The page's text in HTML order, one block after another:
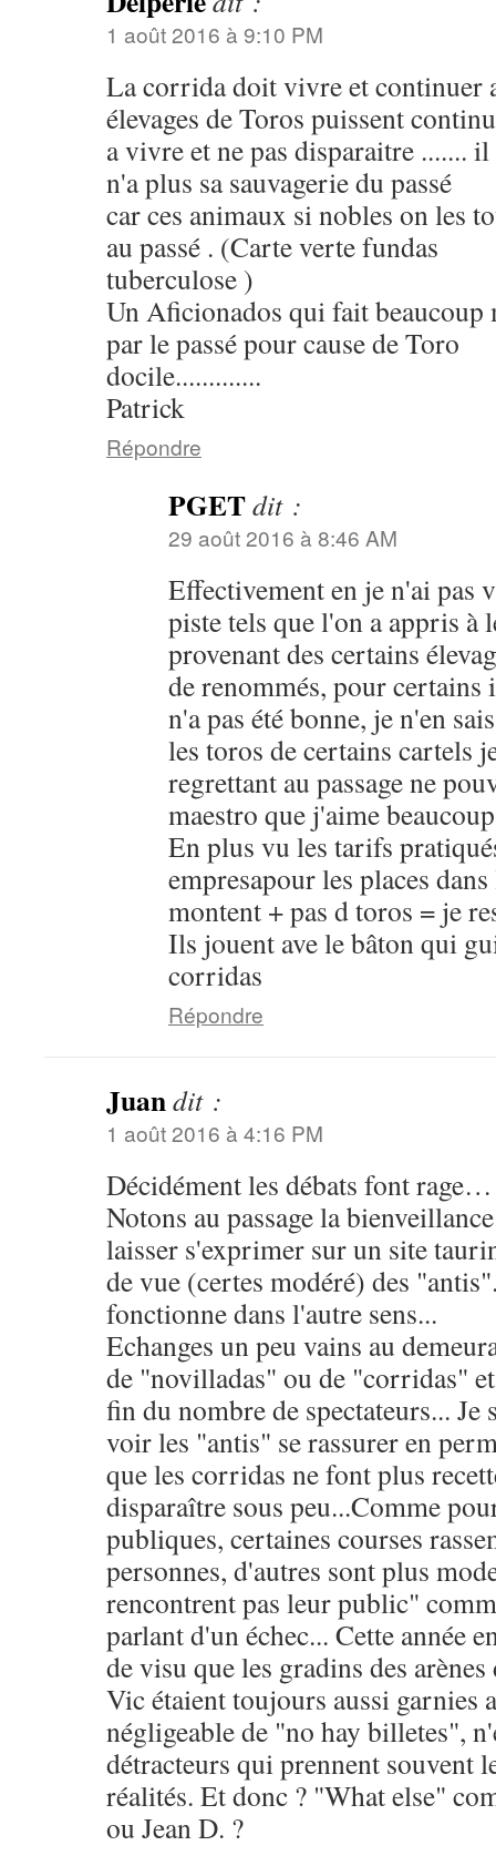
1 août 2016 à 9:10 PM
La corrida doit vivre et continuer
élevages de Toros puissent
a vivre et ne pas disparaitre .......
n'a plus sa sauvagerie du passé
car ces animaux si nobles on les
au passé . (Carte verte fundas
tuberculose )
Un Aficionados qui fait beaucoup
par le passé pour cause de Toro
docile.............
Patrick
Répondre
PGETdit :
29 août 2016 à 8:46 AM
Effectivement en je n'ai pas
piste tels que l'on a appris à
provenant des certains
de renommés, pour certains
n'a pas été bonne, je n'en
les toros de certains cartels
regrettant au passage ne
maestro que j'aime
En plus vu les tarifs
empresapour les places
montent + pas d toros = je
Ils jouent ave le bâton qui
corridas
Répondre
Juandit :
1 août 2016 à 4:16 PM
Décidément les débats font
Notons au passage la
laisser s'exprimer sur un site
de vue (certes modéré) des
fonctionne dans l'autre sens...
Echanges un peu vains au
de "novilladas" ou de "corridas"
fin du nombre de spectateurs... Je
voir les "antis" se rassurer en
que les corridas ne font plus
disparaître sous peu...Comme
publiques, certaines courses
personnes, d'autres sont plus
rencontrent pas leur public"
parlant d'un échec... Cette année
de visu que les gradins des
Vic étaient toujours aussi garnies
négligeable de "no hay billetes",
détracteurs qui prennent souvent
réalités. Et donc ? "What else"
ou Jean D. ?